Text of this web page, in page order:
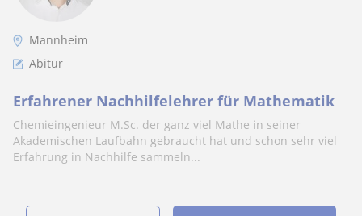
Mannheim
Abitur
Erfahrener Nachhilfelehrer für Mathematik
Chemieingenieur M.Sc. der ganz viel Mathe in seiner
Akademischen Laufbahn gebraucht hat und schon sehr viel
Erfahrung in Nachhilfe sammeln...